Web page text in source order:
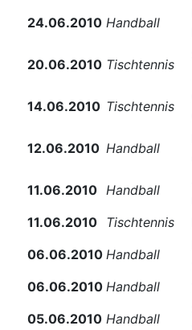
24.06.2010 Handball
20.06.2010 Tischtennis
14.06.2010 Tischtennis
12.06.2010 Handball
11.06.2010 Handball
11.06.2010 Tischtennis
06.06.2010 Handball
06.06.2010 Handball
05.06.2010 Handball